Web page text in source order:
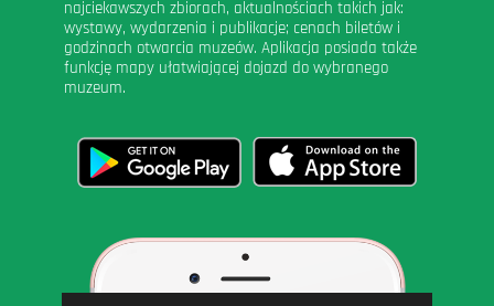
najciekawszych zbiorach, aktualnościach takich jak:
wystawy, wydarzenia i publikacje; cenach biletów i
godzinach otwarcia muzeów. Aplikacja posiada także
funkcję mapy ułatwiającej dojazd do wybranego
muzeum.